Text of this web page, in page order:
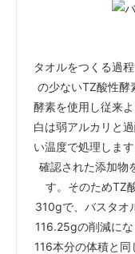
タオルをつくる過
の少ないTZ酸性酵
酵素を使用し従来
白は弱アルカリと
い温度で処理しま
確認された添加物
す。そのためTZ
310gで、バスタオ
116.25gの削減に
116本分の体積と同